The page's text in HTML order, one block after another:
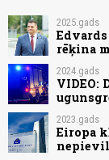
2025.gads
rēķina
2024.gads
VIDEO:
2023.gads
Eiropa